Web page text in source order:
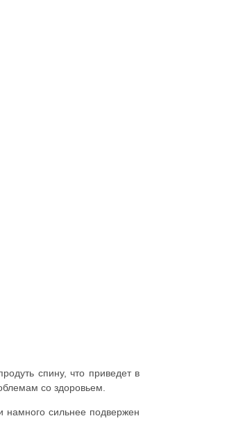
спину, что приведет в
со здоровьем.
намного сильнее подвержен